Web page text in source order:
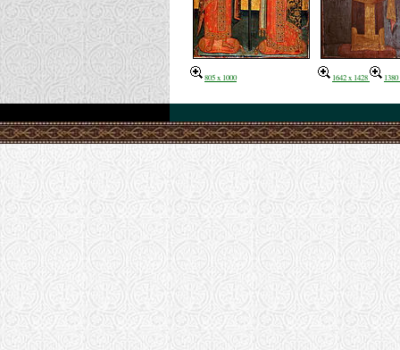
805 x 1000 1642 x 1428